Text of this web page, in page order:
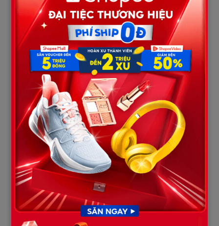
Năm tháng trôi qua. Hạnh ngày càng lớn, ngoại hình vẫn giống
chó, nhưng Minh không thể phủ nhận cảm giác “khác thường”
từ nó. Nó dường như biết trước điều gì sẽ xảy ra, thoắt ẩn thoắt
hiện, đôi khi biến mất cả ngày rồi tự về nhà, mệt mỏi nhưng bình
an. Minh chỉ cười và nghĩ rằng, “Có lẽ Hạnh là món quà kỳ diệu
trời gửi cho tôi.”
Một ngày, Hạnh bị sốt nhẹ. Minh lo lắm, liền mang sang nhà hàng
xóm – vốn là bác sĩ thú y – nhờ khám. Bác sĩ là ông Thành, người
vốn thân thiện và từng chữa trị rất nhiều động vật trong làng.
Ông nhìn Hạnh, lắc đầu: “Không sao đâu, chỉ là cảm nhẹ thôi.”
Nhưng chỉ một phút sau, ông quay lại, khuôn mặt tái mét, lùi lại
một bước, giọng run run:
“Đây… không phải là chó! Anh đã nuôi con gì suốt 5 năm nay
vậy?”
Câu nói dường như nổ ra như một tiếng sấm trong đầu Minh.
Tim anh đập dồn dập, mắt mở to, nhìn Hạnh – sinh vật đã đồng
hành cùng anh suốt năm năm – với sự kinh ngạc và sợ hãi.
Hạnh đứng đó, đôi mắt long lanh, nhìn Minh như thể đang mỉm